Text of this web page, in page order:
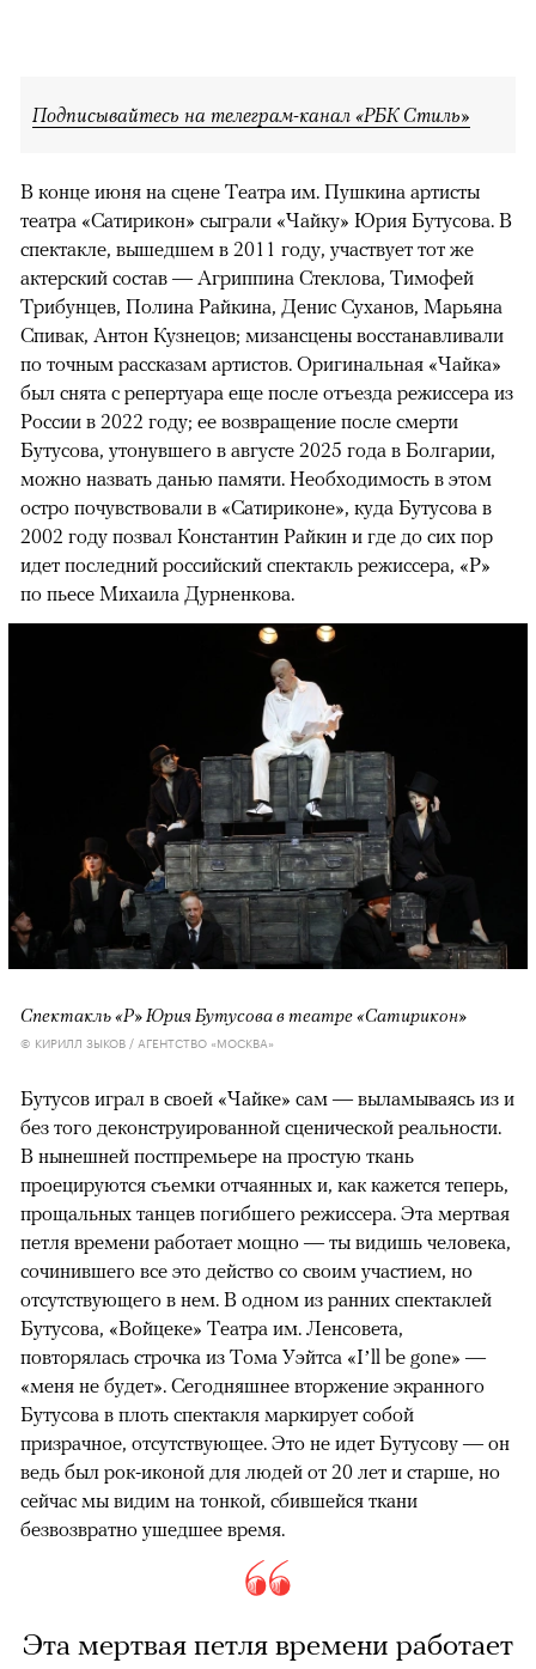
Подписывайтесь на телеграм-канал «РБК Стиль»
В конце июня на сцене Театра им. Пушкина артисты
театра «Сатирикон» сыграли «Чайку» Юрия Бутусова. В
спектакле, вышедшем в 2011 году, участвует тот же
актерский состав — Агриппина Стеклова, Тимофей
Трибунцев, Полина Райкина, Денис Суханов, Марьяна
Спивак, Антон Кузнецов; мизансцены восстанавливали
по точным рассказам артистов. Оригинальная «Чайка»
был снята с репертуара еще после отъезда режиссера из
России в 2022 году; ее возвращение после смерти
Бутусова, утонувшего в августе 2025 года в Болгарии,
можно назвать данью памяти. Необходимость в этом
остро почувствовали в «Сатириконе», куда Бутусова в
2002 году позвал Константин Райкин и где до сих пор
идет последний российский спектакль режиссера, «Р»
по пьесе Михаила Дурненкова.
Спектакль «Р» Юрия Бутусова в театре «Сатирикон»
© КИРИЛЛ ЗЫКОВ / АГЕНТСТВО «МОСКВА»
Бутусов играл в своей «Чайке» сам — выламываясь из и
без того деконструированной сценической реальности.
В нынешней постпремьере на простую ткань
проецируются съемки отчаянных и, как кажется теперь,
прощальных танцев погибшего режиссера. Эта мертвая
петля времени работает мощно — ты видишь человека,
сочинившего все это действо со своим участием, но
отсутствующего в нем. В одном из ранних спектаклей
Бутусова, «Войцеке» Театра им. Ленсовета,
повторялась строчка из Тома Уэйтса «I’ll be gone» —
«меня не будет». Сегодняшнее вторжение экранного
Бутусова в плоть спектакля маркирует собой
призрачное, отсутствующее. Это не идет Бутусову — он
ведь был рок-иконой для людей от 20 лет и старше, но
сейчас мы видим на тонкой, сбившейся ткани
безвозвратно ушедшее время.
Эта мертвая петля времени работает